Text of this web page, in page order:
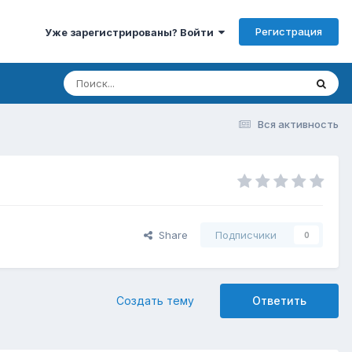
Уже зарегистрированы? Войти Регистрация
Вся активность
Share Подписчики 0
Ответить
Создать тему